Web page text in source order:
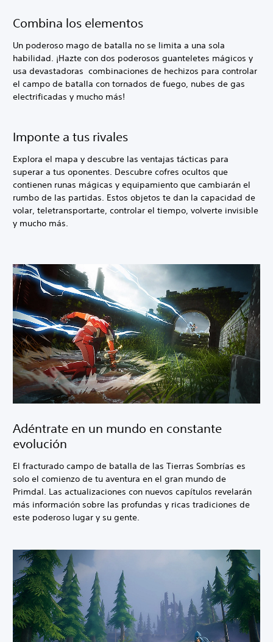
Combina los elementos
Un poderoso mago de batalla no se limita a una sola
habilidad. ¡Hazte con dos poderosos guanteletes mágicos y
usa devastadoras combinaciones de hechizos para controlar
el campo de batalla con tornados de fuego, nubes de gas
electrificadas y mucho más!
Imponte a tus rivales
Explora el mapa y descubre las ventajas tácticas para
superar a tus oponentes. Descubre cofres ocultos que
contienen runas mágicas y equipamiento que cambiarán el
rumbo de las partidas. Estos objetos te dan la capacidad de
volar, teletransportarte, controlar el tiempo, volverte invisible
y mucho más.
Adéntrate en un mundo en constante
evolución
El fracturado campo de batalla de las Tierras Sombrías es
solo el comienzo de tu aventura en el gran mundo de
Primdal. Las actualizaciones con nuevos capítulos revelarán
más información sobre las profundas y ricas tradiciones de
este poderoso lugar y su gente.